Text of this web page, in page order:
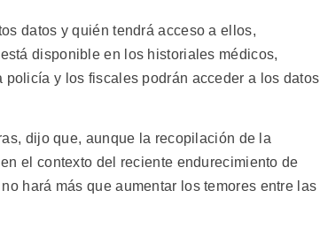
datos y quién tendrá acceso a ellos,
disponible en los historiales médicos,
y los fiscales podrán acceder a los datos
dijo que, aunque la recopilación de la
el contexto del reciente endurecimiento de
hará más que aumentar los temores entre las